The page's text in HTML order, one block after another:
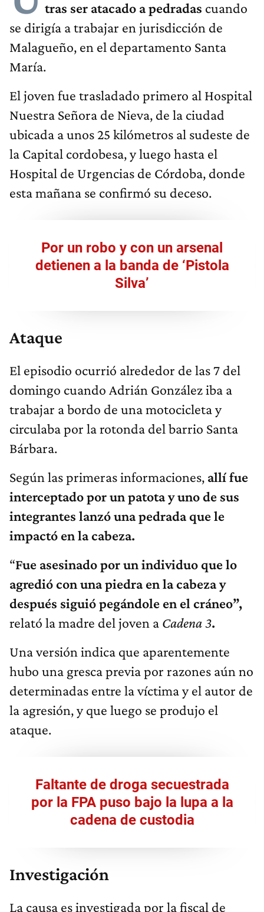
tras ser atacado a pedradas cuando
se dirigía a trabajar en jurisdicción de
Malagueño, en el departamento Santa
María.
El joven fue trasladado primero al Hospital
Nuestra Señora de Nieva, de la ciudad
ubicada a unos 25 kilómetros al sudeste de
la Capital cordobesa, y luego hasta el
Hospital de Urgencias de Córdoba, donde
esta mañana se confirmó su deceso.
Por un robo y con un arsenal
detienen a la banda de ‘Pistola
Silva’
Ataque
El episodio ocurrió alrededor de las 7 del
domingo cuando Adrián González iba a
trabajar a bordo de una motocicleta y
circulaba por la rotonda del barrio Santa
Bárbara.
Según las primeras informaciones, allífue
interceptado por un patota y uno de sus
integrantes lanzóuna pedrada que le
impactó en la cabeza.
“Fue asesinado por un individuo que lo
agredió con una piedra en la cabeza y
después siguió pegándole en el cráneo”,
relató la madre del joven a Cadena 3.
Una versión indica que aparentemente
hubo una gresca previa por razones aún no
determinadas entre la víctima y el autor de
la agresión, y que luego se produjo el
ataque.
Faltante de droga secuestrada
por la FPA puso bajo la lupa a la
cadena de custodia
Investigación
La causa es investigada por la fiscal de